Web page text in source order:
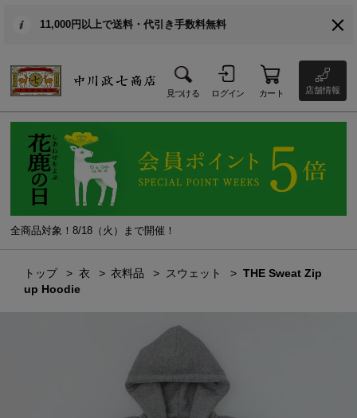
11,000円以上で送料・代引き手数料無料
見つける ログイン カート 店舗情報
全商品対象！8/18（火）まで開催！
トップ 衣 衣料品 スウェット
THE Sweat Zip
up Hoodie